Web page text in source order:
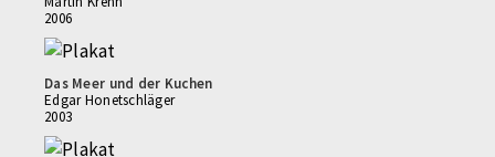
2006
Das Meer und der Kuchen
Edgar Honetschläger
2003